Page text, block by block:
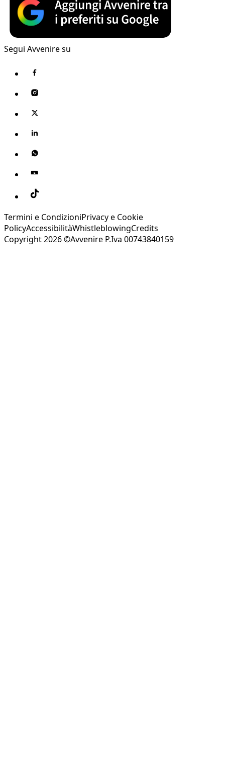
Segui Avvenire su
Termini e CondizioniPrivacy e Cookie
PolicyAccessibilitàWhistleblowingCredits
Copyright 2026 ©Avvenire P.Iva 00743840159